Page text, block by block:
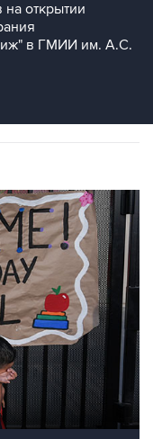
открытии
в ГМИИ им. А.С.